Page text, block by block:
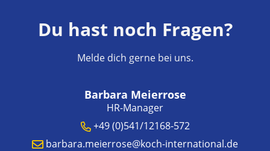
Du hast noch Fragen?
Melde dich gerne bei uns.
Barbara Meierrose
HR-Manager
+49 (0)541/12168-572
barbara.meierrose@koch-international.de